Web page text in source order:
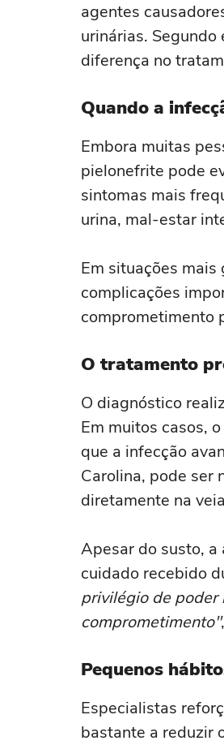
agentes
urinárias.
diferença no
Quando a
Embora muitas
pielonefrite pode
sintomas mais
urina, mal-estar
Em situações
complicações
comprometimento
O tratamento
O diagnóstico
Em muitos casos,
que a infecção
Carolina, pode ser
diretamente na
Apesar do susto,
cuidado recebido
privilégio de poder
comprometimento"
Pequenos
Especialistas
bastante a reduzir